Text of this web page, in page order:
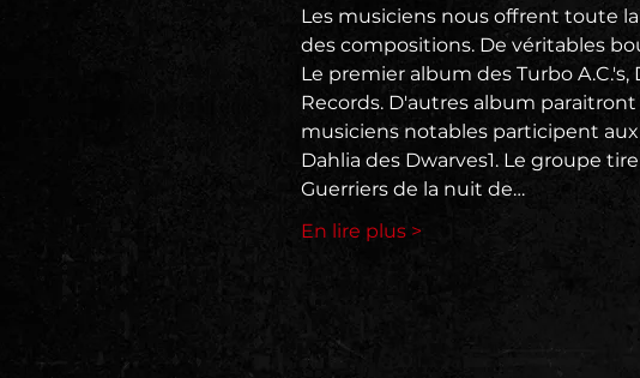
Les musiciens nous offrent toute
des compositions. De véritables
Le premier album des Turbo
Records. D'autres album
musiciens notables participent
Dahlia des Dwarves1. Le groupe
Guerriers de la nuit de…
En lire plus >